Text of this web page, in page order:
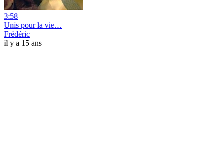
3:58
Unis pour la vie…
Frédéric
il y a 15 ans